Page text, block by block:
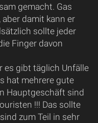
gemacht. Gas
damit kann er
sollte jeder
Finger davon
es gibt täglich Unfälle
hat mehrere gute
Hauptgeschäft sind
!!! Das sollte
zum Teil in sehr